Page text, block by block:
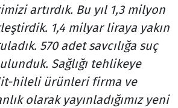
artırdık. Bu yıl 1,3 milyon
1,4 milyar liraya yakın
570 adet savcılığa suç
Sağlığı tehlikeye
hileli ürünleri firma ve
olarak yayınladığımız yeni